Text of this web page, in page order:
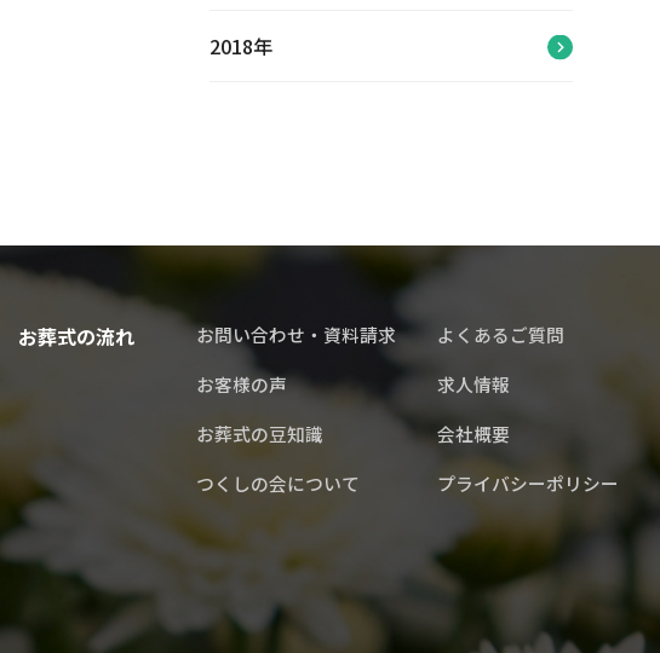
2018年
お葬式の流れ
お問い合わせ・資料請求
お客様の声
お葬式の豆知識
つくしの会について
よくあるご質問
求人情報
会社概要
プライバシーポリシー